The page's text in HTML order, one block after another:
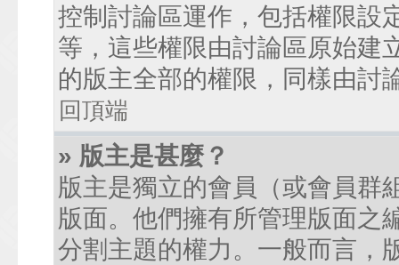
控制討論區運作，包括權限設
等，這些權限由討論區原始建
的版主全部的權限，同樣由討
回頂端
» 版主是甚麼？
版主是獨立的會員（或會員群
版面。他們擁有所管理版面之
分割主題的權力。一般而言，